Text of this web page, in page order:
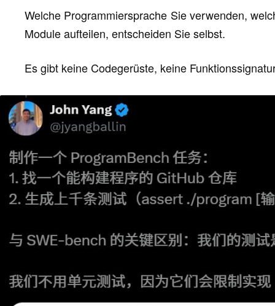
Welche Programmiersprache Sie verwenden,
Module aufteilen, entscheiden Sie selbst.
Es gibt keine Codegerüste, keine